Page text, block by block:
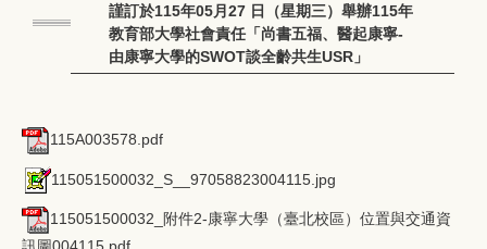
謹訂於115年05月27 日（星期三）舉辦115年
教育部大學社會責任「尚書五福、醫起康寧-
由康寧大學的SWOT談全齡共生USR」
115A003578.pdf
115051500032_S__97058823004115.jpg
115051500032_附件2-康寧大學（臺北校區）位置與交通資